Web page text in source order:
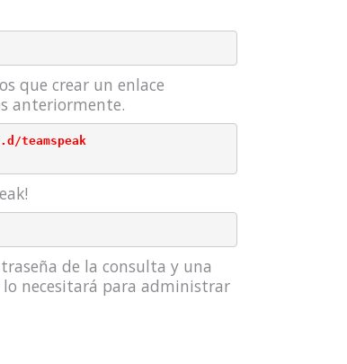
que crear un enlace
anteriormente.
teamspeak
de la consulta y una
lo necesitará para administrar